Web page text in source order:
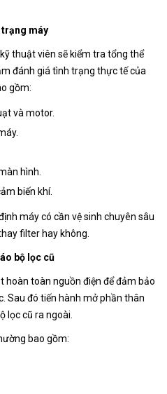
trạng máy
thuật viên sẽ kiểm tra tổng thể
đánh giá tình trạng thực tế của
gồm:
và motor.
hình.
biến khí.
máy có cần vệ sinh chuyên sâu
filter hay không.
bộ lọc cũ
hoàn toàn nguồn điện để đảm bảo
Sau đó tiến hành mở phần thân
lọc cũ ra ngoài.
bao gồm: